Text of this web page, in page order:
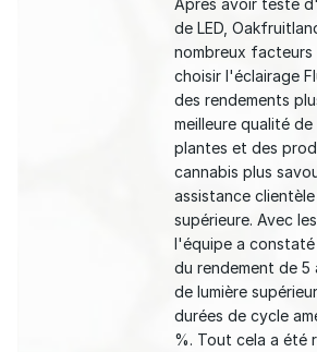
Après avoir testé
de LED,
nombreux
choisir l'éclairage
des rendements
meilleure qualité
plantes et des
cannabis plus
assistance
supérieure. Avec
l'équipe a
du rendement de 5
de lumière
durées de cycle
%. Tout cela a été